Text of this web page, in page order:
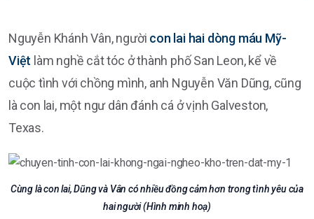
Nguyễn Khánh Vân, người con lai hai dòng máu Mỹ-
Việt làm nghề cắt tóc ở thành phố San Leon, kể về
cuộc tình với chồng mình, anh Nguyễn Văn Dũng, cũng
là con lai, một ngư dân đánh cá ở vịnh Galveston,
Texas.
Cùng là con lai, Dũng và Vân có nhiều đồng cảm hơn trong tình yêu của
hai người (Hình minh hoạ)